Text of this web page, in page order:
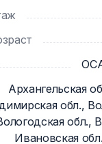
Архангельская
обл.,
обл.,
Ивановская